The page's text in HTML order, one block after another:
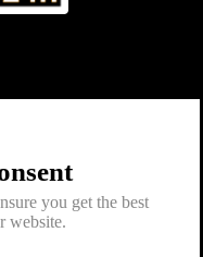
you get the best
website.